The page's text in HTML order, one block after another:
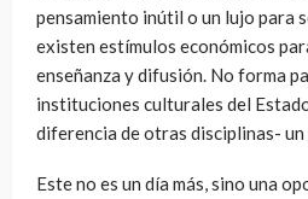
pensamiento inútil o un lujo para
existen estímulos económicos
enseñanza y difusión. No forma
instituciones culturales del
diferencia de otras disciplinas-
Este no es un día más, sino una